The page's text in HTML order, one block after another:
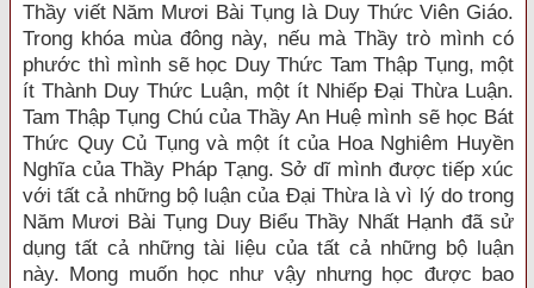
Thầy viết Năm Mươi Bài Tụng là Duy Thức Viên Giáo.
Trong khóa mùa đông này, nếu mà Thầy trò mình có
phước thì mình sẽ học Duy Thức Tam Thập Tụng, một
ít Thành Duy Thức Luận, một ít Nhiếp Đại Thừa Luận.
Tam Thập Tụng Chú của Thầy An Huệ mình sẽ học Bát
Thức Quy Củ Tụng và một ít của Hoa Nghiêm Huyền
Nghĩa của Thầy Pháp Tạng. Sở dĩ mình được tiếp xúc
với tất cả những bộ luận của Đại Thừa là vì lý do trong
Năm Mươi Bài Tụng Duy Biểu Thầy Nhất Hạnh đã sử
dụng tất cả những tài liệu của tất cả những bộ luận
này. Mong muốn học như vậy nhưng học được bao